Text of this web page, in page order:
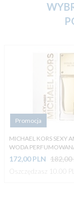
MICHAEL KORS SEXY
WODA
Promocja
172,00 PLN 182,00
Oszczędzasz 10.00